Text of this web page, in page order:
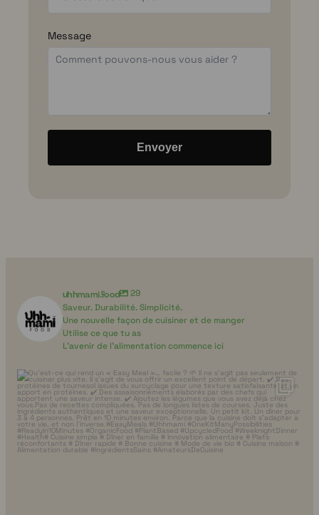
Message
Envoyer
uhhmami.food
29
Saveur. Durabilité. Simplicité.
Une nouvelle façon de cuisiner et de manger
Utilise ce que tu as
L'avenir de l'alimentation commence ici
uhhmami.food
7 août